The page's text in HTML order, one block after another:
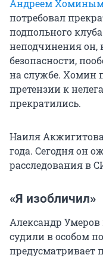
Андреем
потребовал
подпольного
неподчинения он,
безопасности,
на службе. Хомин
претензии к
прекратились.
Наиля Акжигитова
года. Сегодня он
расследования в
«Я изобличил»
Александр
судили в особом
предусматривает